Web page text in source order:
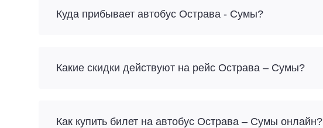
Куда прибывает автобус Острава - Сумы?
Какие скидки действуют на рейс Острава – Сумы?
Как купить билет на автобус Острава – Сумы онлайн?